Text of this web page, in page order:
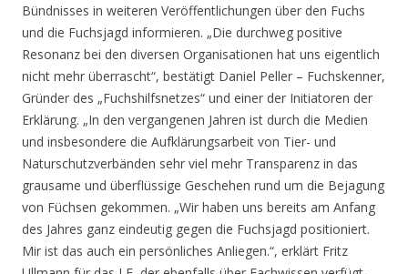
Bündnisses in weiteren Veröffentlichungen über den Fuchs
und die Fuchsjagd informieren. „Die durchweg positive
Resonanz bei den diversen Organisationen hat uns eigentlich
nicht mehr überrascht“, bestätigt Daniel Peller – Fuchskenner,
Gründer des „Fuchshilfsnetzes“ und einer der Initiatoren der
Erklärung. „In den vergangenen Jahren ist durch die Medien
und insbesondere die Aufklärungsarbeit von Tier- und
Naturschutzverbänden sehr viel mehr Transparenz in das
grausame und überflüssige Geschehen rund um die Bejagung
von Füchsen gekommen. „Wir haben uns bereits am Anfang
des Jahres ganz eindeutig gegen die Fuchsjagd positioniert.
Mir ist das auch ein persönliches Anliegen.“, erklärt Fritz